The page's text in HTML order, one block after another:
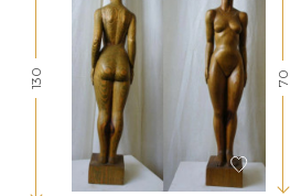
130 70